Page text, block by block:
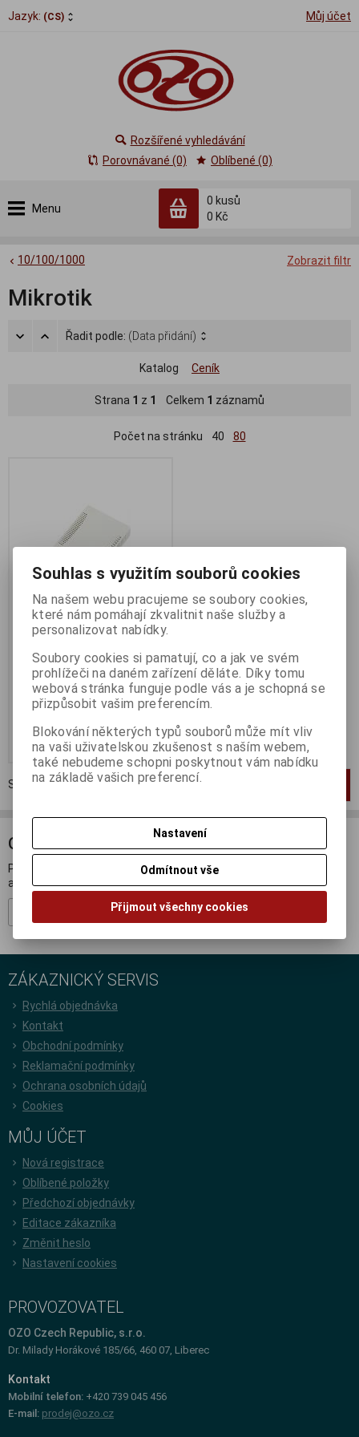
Jazyk: (CS) Můj účet
Menu
0 kusů
0 Kč
Rozšířené vyhledávání
Porovnávané (0)
Oblíbené (0)
Zobrazit filtr
10/100/1000
Mikrotik
Řadit podle: (Data přidání)
Katalog Ceník
Strana 1 z 1 Celkem 1 záznamů
Počet na stránku 40 80
MikroTik Cloud Smart Switch
CSS106-5G-1S (RB260GS)
Termín dodání (dny):5
868 Kč
Koupit
Strana 1z1Celkem1záznamů
ODBĚR NOVINEK
Přihlašte se k odběru novinek a buďte informováni o novinkách,
akcích a soutěžích.
ZÁKAZNICKÝ SERVIS
Rychlá objednávka
Kontakt
Obchodní podmínky
Reklamační podmínky
Ochrana osobních údajů
Cookies
MŮJ ÚČET
Nová registrace
Oblíbené položky
Předchozí objednávky
Editace zákazníka
Změnit heslo
Nastavení cookies
PROVOZOVATEL
OZO Czech Republic, s.r.o.
Dr. Milady Horákové 185/66, 460 07, Liberec
Kontakt
Mobilní telefon: +420 739 045 456
E-mail: prodej@ozo.cz
Souhlas s využitím souborů cookies
Na našem webu pracujeme se soubory cookies,
které nám pomáhají zkvalitnit naše služby a
personalizovat nabídky.
Soubory cookies si pamatují, co a jak ve svém
prohlížeči na daném zařízení děláte. Díky tomu
webová stránka funguje podle vás a je schopná se
přizpůsobit vašim preferencím.
Blokování některých typů souborů může mít vliv
na vaši uživatelskou zkušenost s naším webem,
také nebudeme schopni poskytnout vám nabídku
na základě vašich preferencí.
Nastavení
Odmítnout vše
Přijmout všechny cookies